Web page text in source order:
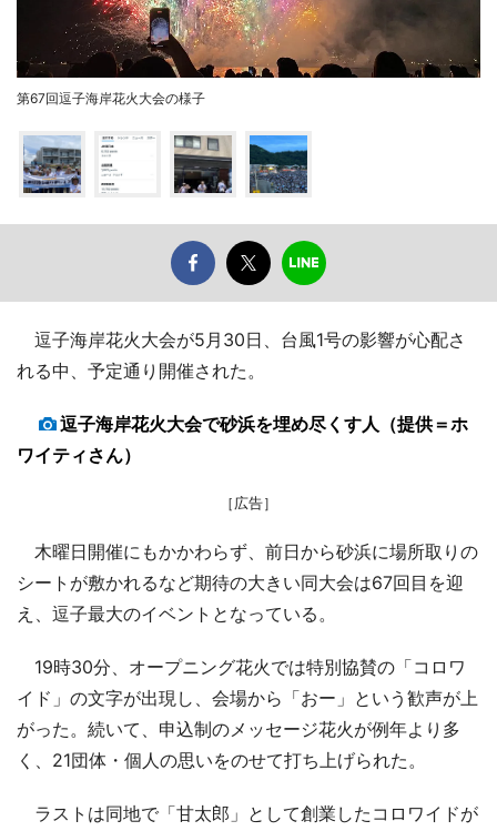
第67回逗子海岸花火大会の様子
逗子海岸花火大会が5月30日、台風1号の影響が心配さ
れる中、予定通り開催された。
逗子海岸花火大会で砂浜を埋め尽くす人（提供＝ホ
ワイティさん）
［広告］
木曜日開催にもかかわらず、前日から砂浜に場所取りの
シートが敷かれるなど期待の大きい同大会は67回目を迎
え、逗子最大のイベントとなっている。
19時30分、オープニング花火では特別協賛の「コロワ
イド」の文字が出現し、会場から「おー」という歓声が上
がった。続いて、申込制のメッセージ花火が例年より多
く、21団体・個人の思いをのせて打ち上げられた。
ラストは同地で「甘太郎」として創業したコロワイドが